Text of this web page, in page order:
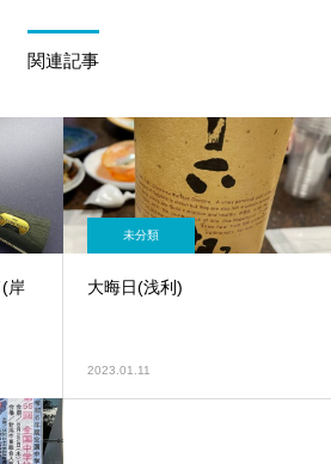
関連記事
岸
未分類
大晦日(浅利)
2023.01.11